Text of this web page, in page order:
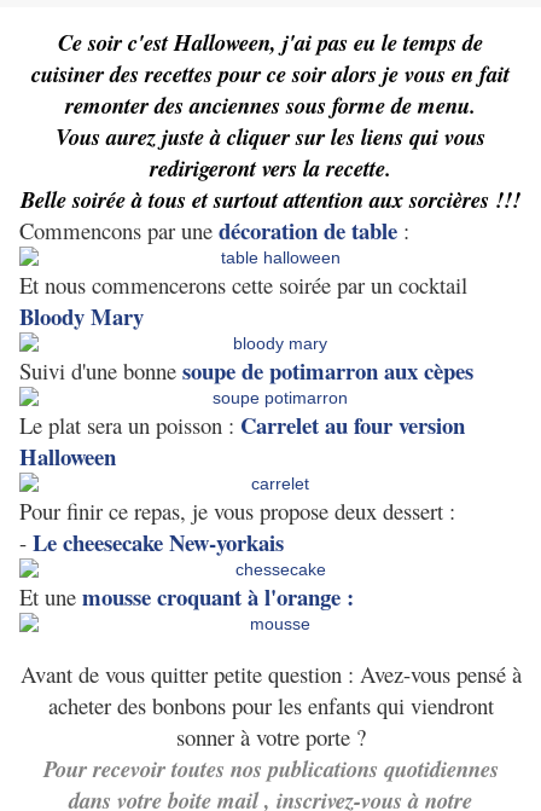
Ce soir c'est Halloween, j'ai pas eu le temps de
cuisiner des recettes pour ce soir alors je vous en fait
remonter des anciennes sous forme de menu.
Vous aurez juste à cliquer sur les liens qui vous
redirigeront vers la recette.
Belle soirée à tous et surtout attention aux sorcières !!!
Commencons par une décoration de table :
Et nous commencerons cette soirée par un cocktail
Bloody Mary
Suivi d'une bonne soupe de potimarron aux cèpes
Le plat sera un poisson : Carrelet au four version
Halloween
Pour finir ce repas, je vous propose deux dessert :
- Le cheesecake New-yorkais
Et une mousse croquant à l'orange :
Avant de vous quitter petite question : Avez-vous pensé à
acheter des bonbons pour les enfants qui viendront
sonner à votre porte ?
Pour recevoir toutes nos publications quotidiennes
dans votre boite mail , inscrivez-vous à notre